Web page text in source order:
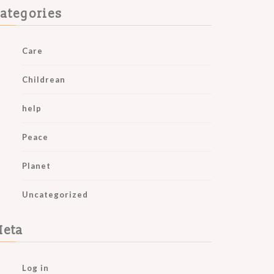
Care
Childrean
help
Peace
Planet
Uncategorized
Log in